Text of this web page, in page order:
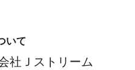
いて
社Ｊストリーム